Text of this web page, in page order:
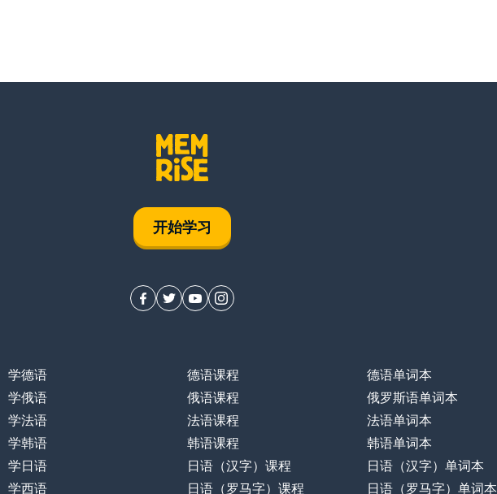
开始学习
学德语
学俄语
学法语
学韩语
学日语
学西语
德语课程
俄语课程
法语课程
韩语课程
日语（汉字）课程
日语（罗马字）课程
德语单词本
俄罗斯语单词本
法语单词本
韩语单词本
日语（汉字）单词本
日语（罗马字）单词本